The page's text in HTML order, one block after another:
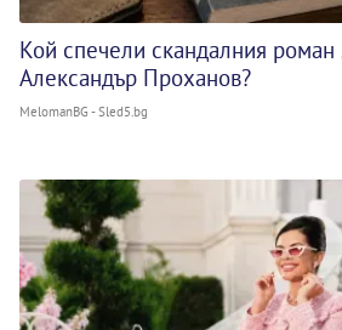
Кой спечели скандалния роман
Александър Проханов?
MelomanBG - Sled5.bg